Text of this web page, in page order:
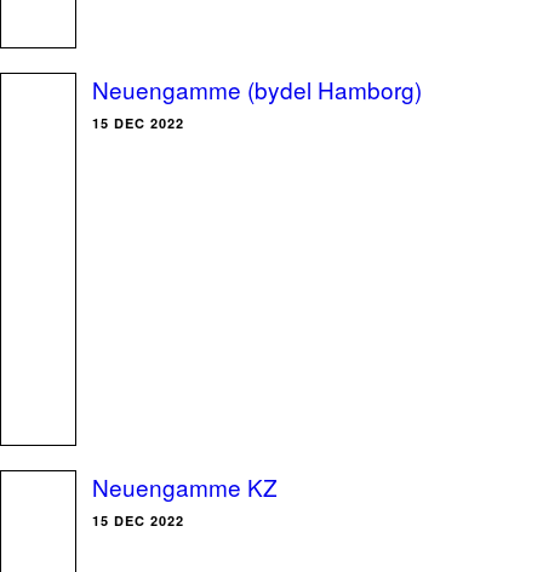
Neuengamme (bydel Hamborg)
15 DEC 2022
Neuengamme KZ
15 DEC 2022